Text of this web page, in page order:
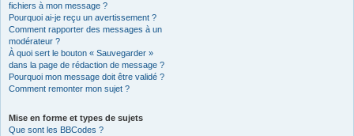
fichiers à mon message ?
Pourquoi ai-je reçu un avertissement ?
Comment rapporter des messages à un
modérateur ?
À quoi sert le bouton « Sauvegarder »
dans la page de rédaction de message ?
Pourquoi mon message doit être validé ?
Comment remonter mon sujet ?
Mise en forme et types de sujets
Que sont les BBCodes ?